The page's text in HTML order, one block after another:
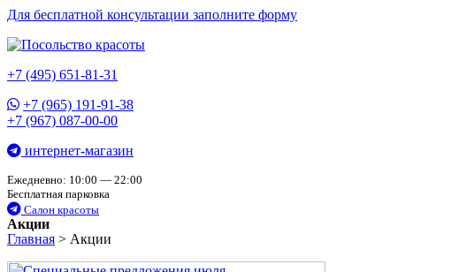
Для бесплатной консультации заполните форму
+7 (495) 651-81-31
+7 (965) 191-91-38
+7 (967) 087-00-00
интернет-магазин
Ежедневно: 10:00 — 22:00
Бесплатная парковка
Салон красоты
Акции
Главная > Акции